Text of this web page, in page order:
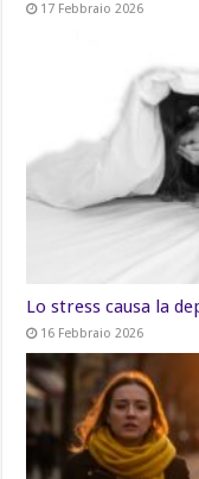
17 Febbraio 2026
Lo stress causa la
16 Febbraio 2026